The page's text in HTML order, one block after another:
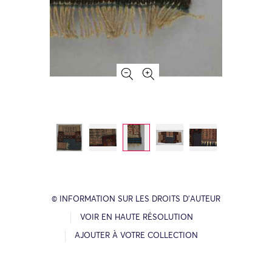
© INFORMATION SUR LES DROITS D’AUTEUR
VOIR EN HAUTE RÉSOLUTION
AJOUTER À VOTRE COLLECTION